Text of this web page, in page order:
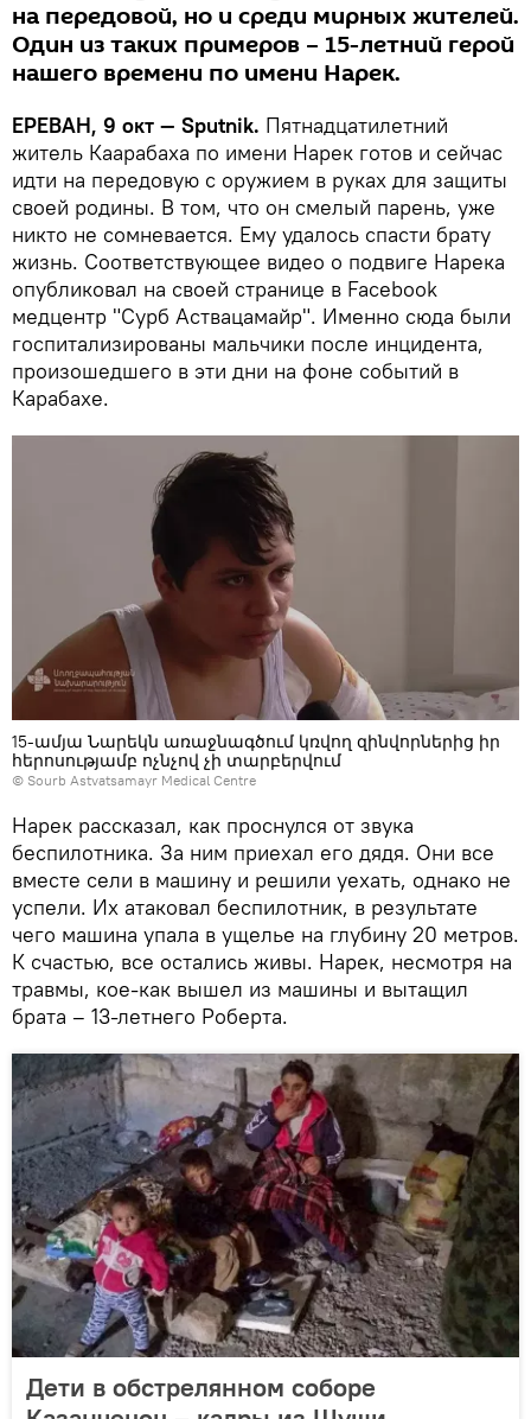
на передовой, но и среди мирных жителей.
Один из таких примеров – 15-летний герой
нашего времени по имени Нарек.
ЕРЕВАН, 9 окт — Sputnik. Пятнадцатилетний
житель Каарабаха по имени Нарек готов и сейчас
идти на передовую с оружием в руках для защиты
своей родины. В том, что он смелый парень, уже
никто не сомневается. Ему удалось спасти брату
жизнь. Соответствующее видео о подвиге Нарека
опубликовал на своей странице в Facebook
медцентр "Сурб Аствацамайр". Именно сюда были
госпитализированы мальчики после инцидента,
произошедшего в эти дни на фоне событий в
Карабахе.
15-ամյա Նարեկն առաջնագծում կռվող զինվորներից իր
հերոսությամբ ոչնչով չի տարբերվում
© Sourb Astvatsamayr Medical Centre
Нарек рассказал, как проснулся от звука
беспилотника. За ним приехал его дядя. Они все
вместе сели в машину и решили уехать, однако не
успели. Их атаковал беспилотник, в результате
чего машина упала в ущелье на глубину 20 метров.
К счастью, все остались живы. Нарек, несмотря на
травмы, кое-как вышел из машины и вытащил
брата – 13-летнего Роберта.
Дети в обстрелянном соборе